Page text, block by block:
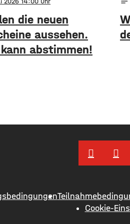
die neuen
aussehen.
abstimmen!
Cookie-